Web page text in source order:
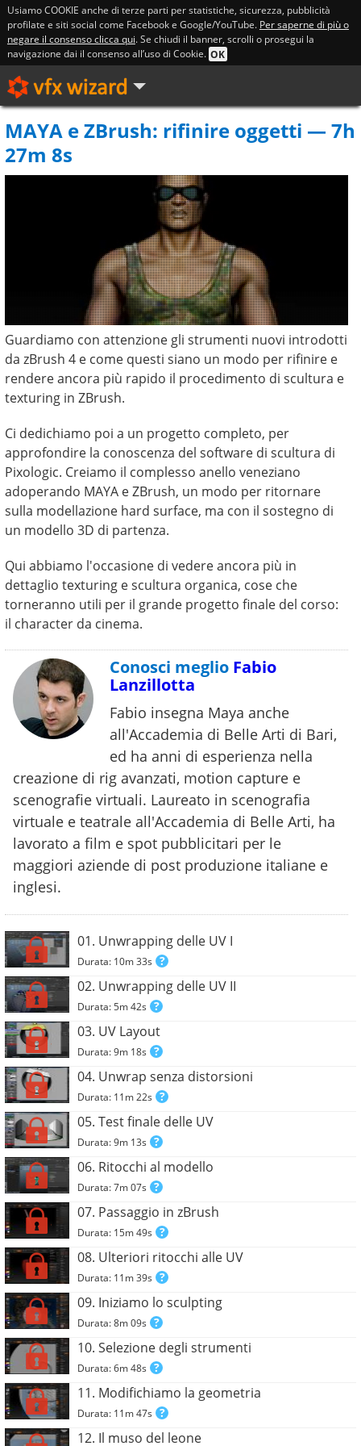
Usiamo COOKIE anche di terze parti per statistiche, sicurezza, pubblicità
profilate e siti social come Facebook e Google/YouTube. Per saperne di più o
negare il consenso clicca qui. Se chiudi il banner, scrolli o prosegui la
navigazione dai il consenso all’uso di Cookie. OK
MAYA e ZBrush: rifinire oggetti — 7h
27m 8s
Guardiamo con attenzione gli strumenti nuovi introdotti
da zBrush 4 e come questi siano un modo per rifinire e
rendere ancora più rapido il procedimento di scultura e
texturing in ZBrush.
Ci dedichiamo poi a un progetto completo, per
approfondire la conoscenza del software di scultura di
Pixologic. Creiamo il complesso anello veneziano
adoperando MAYA e ZBrush, un modo per ritornare
sulla modellazione hard surface, ma con il sostegno di
un modello 3D di partenza.
Qui abbiamo l'occasione di vedere ancora più in
dettaglio texturing e scultura organica, cose che
torneranno utili per il grande progetto finale del corso:
il character da cinema.
Conosci meglio Fabio
Lanzillotta
Fabio insegna Maya anche
all'Accademia di Belle Arti di Bari,
ed ha anni di esperienza nella
creazione di rig avanzati, motion capture e
scenografie virtuali. Laureato in scenografia
virtuale e teatrale all'Accademia di Belle Arti, ha
lavorato a film e spot pubblicitari per le
maggiori aziende di post produzione italiane e
inglesi.
01. Unwrapping delle UV I
Durata: 10m 33s
02. Unwrapping delle UV II
Durata: 5m 42s
03. UV Layout
Durata: 9m 18s
04. Unwrap senza distorsioni
Durata: 11m 22s
05. Test finale delle UV
Durata: 9m 13s
06. Ritocchi al modello
Durata: 7m 07s
07. Passaggio in zBrush
Durata: 15m 49s
08. Ulteriori ritocchi alle UV
Durata: 11m 39s
09. Iniziamo lo sculpting
Durata: 8m 09s
10. Selezione degli strumenti
Durata: 6m 48s
11. Modifichiamo la geometria
Durata: 11m 47s
12. Il muso del leone